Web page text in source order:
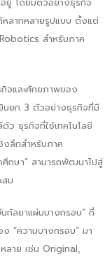
หลากหลายรูปแบบ ตั้งแต่
สำหรับภาค
จและศักยภาพของ
บยก 3 ตัวอย่างธุรกิจที่มี
ธุรกิจที่ใช้เทคโนโลยี
งลึกสำหรับภาค
กษา” สามารถพัฒนาไปสู่
สม
กัลยาแผ่นบางกรอบ” ที่
“ความบางกรอบ” มา
าย เช่น Original,